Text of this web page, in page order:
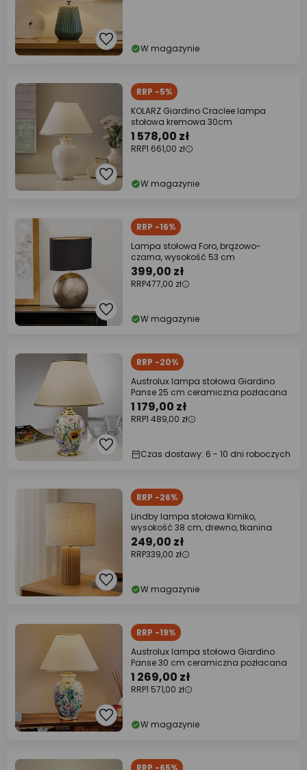
W magazynie
RRP -5%
KOLARZ Giardino Craclee lampa
stołowa kremowa 30cm
1 578,00 zł
RRP1 661,00 zł
W magazynie
RRP -16%
Lampa stołowa Foro, brązowo-
czarna, wysokość 53 cm
399,00 zł
RRP477,00 zł
W magazynie
RRP -20%
Austrolux lampa stołowa Giardino
Panse 25 cm ceramiczna pozłacana
1 179,00 zł
RRP1 489,00 zł
Czas dostawy: 6 - 10 dni roboczych
RRP -26%
Lindby lampa stołowa Kimiko,
wysokość 38 cm, drewno, tkanina
249,00 zł
RRP339,00 zł
W magazynie
RRP -19%
Austrolux lampa stołowa Giardino
Panse 30 cm ceramiczna pozłacana
1 269,00 zł
RRP1 571,00 zł
W magazynie
RRP -65%